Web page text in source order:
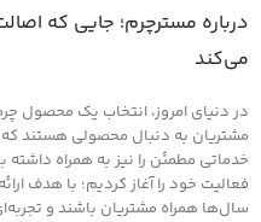
درباره مسترچرم؛ جایی که
می‌کند
در دنیای امروز، انتخاب یک محصول
مشتریان به دنبال محصولی هستند که
خدماتی مطمئن را نیز به همراه
فعالیت خود را آغاز کردیم؛ با هدف
سال‌ها همراه مشتریان باشند و